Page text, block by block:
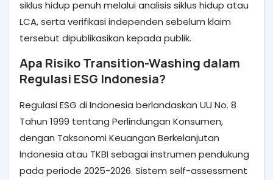
siklus hidup penuh melalui analisis siklus hidup atau
LCA, serta verifikasi independen sebelum klaim
tersebut dipublikasikan kepada publik.
Apa Risiko Transition-Washing dalam
Regulasi ESG Indonesia?
Regulasi ESG di Indonesia berlandaskan UU No. 8
Tahun 1999 tentang Perlindungan Konsumen,
dengan Taksonomi Keuangan Berkelanjutan
Indonesia atau TKBI sebagai instrumen pendukung
pada periode 2025-2026. Sistem self-assessment